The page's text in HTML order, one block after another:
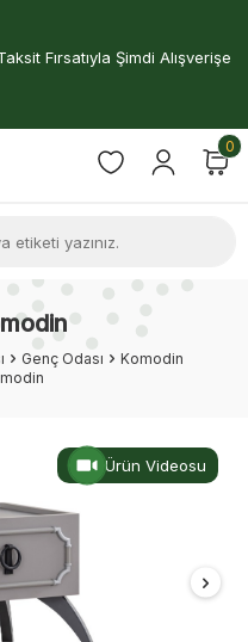
Fırsatıyla Şimdi Alışverişe
0
Genç Odası
Komodin
Ürün Videosu